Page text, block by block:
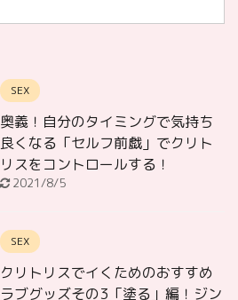
SEX
奥義！自分のタイミングで気持ち
良くなる「セルフ前戯」でクリト
リスをコントロールする！
2021/8/5
SEX
クリトリスでイくためのおすすめ
ラブグッズその3「塗る」編！ジン